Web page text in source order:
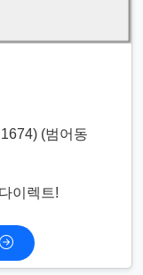
(범어동
이렉트!